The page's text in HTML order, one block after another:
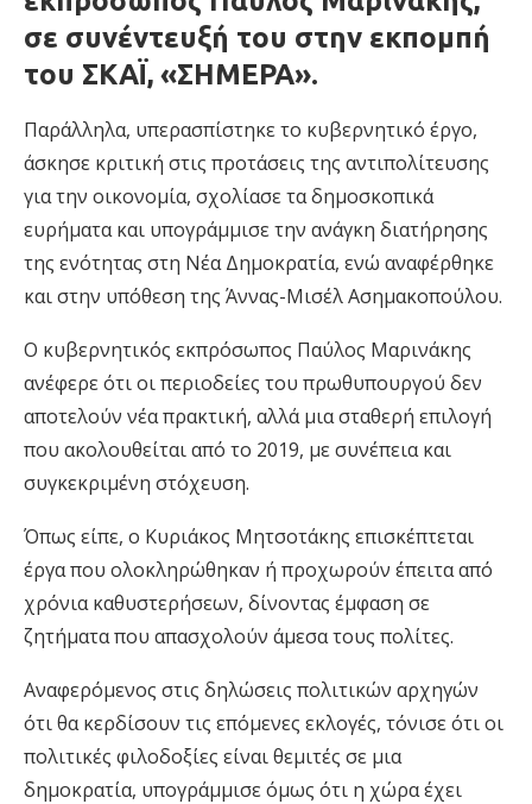
σε συνέντευξή του στην εκπομπή
του ΣΚΑΪ, «ΣΗΜΕΡΑ».
Παράλληλα, υπερασπίστηκε το κυβερνητικό έργο,
άσκησε κριτική στις προτάσεις της αντιπολίτευσης
για την οικονομία, σχολίασε τα δημοσκοπικά
ευρήματα και υπογράμμισε την ανάγκη διατήρησης
της ενότητας στη Νέα Δημοκρατία, ενώ αναφέρθηκε
και στην υπόθεση της Άννας-Μισέλ Ασημακοπούλου.
Ο κυβερνητικός εκπρόσωπος Παύλος Μαρινάκης
ανέφερε ότι οι περιοδείες του πρωθυπουργού δεν
αποτελούν νέα πρακτική, αλλά μια σταθερή επιλογή
που ακολουθείται από το 2019, με συνέπεια και
συγκεκριμένη στόχευση.
Όπως είπε, ο Κυριάκος Μητσοτάκης επισκέπτεται
έργα που ολοκληρώθηκαν ή προχωρούν έπειτα από
χρόνια καθυστερήσεων, δίνοντας έμφαση σε
ζητήματα που απασχολούν άμεσα τους πολίτες.
Αναφερόμενος στις δηλώσεις πολιτικών αρχηγών
ότι θα κερδίσουν τις επόμενες εκλογές, τόνισε ότι οι
πολιτικές φιλοδοξίες είναι θεμιτές σε μια
δημοκρατία, υπογράμμισε όμως ότι η χώρα έχει